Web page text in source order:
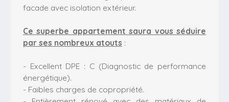
facade avec isolation extérieur.
Ce superbe appartement saura vous séduire
par ses nombreux atouts :
- Excellent DPE : C (Diagnostic de performance
énergétique).
- Faibles charges de copropriété.